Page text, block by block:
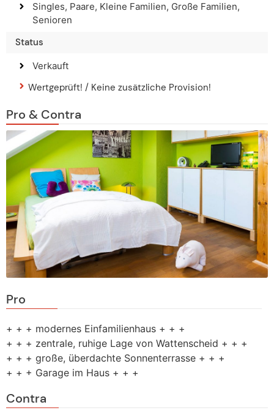
Singles, Paare, Kleine Familien, Große Familien,
Senioren
Status
Verkauft
Wertgeprüft! / Keine zusätzliche Provision!
Pro & Contra
Pro
+ + + modernes Einfamilienhaus + + +
+ + + zentrale, ruhige Lage von Wattenscheid + + +
+ + + große, überdachte Sonnenterrasse + + +
+ + + Garage im Haus + + +
Contra